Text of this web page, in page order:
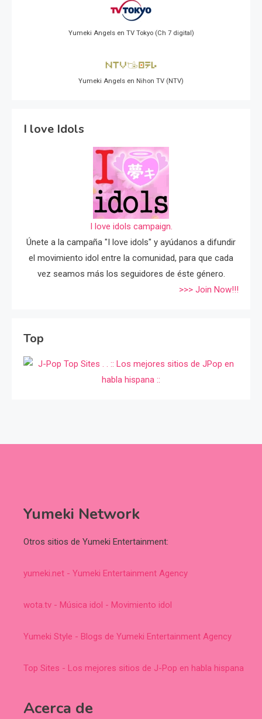
Yumeki Angels en TV Tokyo (Ch 7 digital)
Yumeki Angels en Nihon TV (NTV)
I love Idols
I love idols campaign.
Únete a la campaña "I love idols" y ayúdanos a difundir
el movimiento idol entre la comunidad, para que cada
vez seamos más los seguidores de éste género.
>>> Join Now!!!
Top
Yumeki Network
Otros sitios de Yumeki Entertainment:
yumeki.net - Yumeki Entertainment Agency
wota.tv - Música idol - Movimiento idol
Yumeki Style - Blogs de Yumeki Entertainment Agency
Top Sites - Los mejores sitios de J-Pop en habla hispana
Acerca de